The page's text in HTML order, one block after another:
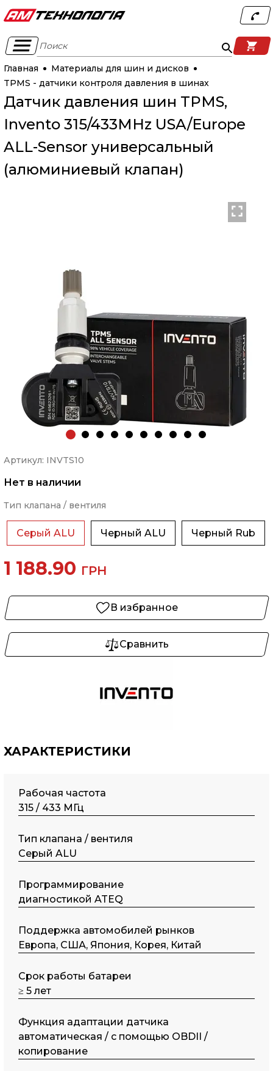
Поиск
Главная
Материалы для шин и дисков
TPMS - датчики контроля давления в шинах
Датчик давления шин TPMS,
Invento 315/433MHz USA/Europe
ALL-Sensor универсальный
(алюминиевый клапан)
Артикул: INVTS10
Нет в наличии
Тип клапана / вентиля
Серый ALU Черный ALU Черный Rub
1 188.90 ГРН
В избранное
Сравнить
ХАРАКТЕРИСТИКИ
Рабочая частота
315 / 433 МГц
Тип клапана / вентиля
Серый ALU
Программирование
диагностикой ATEQ
Поддержка автомобилей рынков
Европа, США, Япония, Корея, Китай
Срок работы батареи
≥ 5 лет
Функция адаптации датчика
автоматическая / с помощью OBDII /
копирование